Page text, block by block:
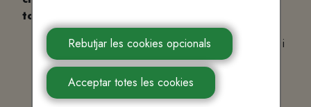
Rebutjar les cookies opcionals
Acceptar totes les cookies
tomàquets del Bages.
Organitza: Manresana d'actius turístics, museus i
fires SA (MATMUSA)
Amb la col·laboració de: comissió de la Festa
del Tomàquet